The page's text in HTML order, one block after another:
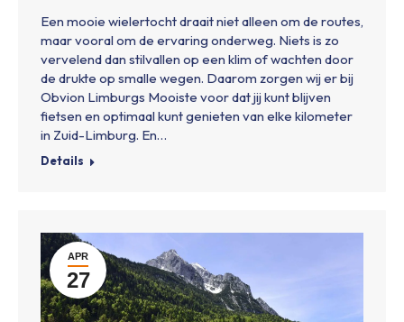
Een mooie wielertocht draait niet alleen om de routes,
maar vooral om de ervaring onderweg. Niets is zo
vervelend dan stilvallen op een klim of wachten door
de drukte op smalle wegen. Daarom zorgen wij er bij
Obvion Limburgs Mooiste voor dat jij kunt blijven
fietsen en optimaal kunt genieten van elke kilometer
in Zuid-Limburg. En…
Details
APR
27